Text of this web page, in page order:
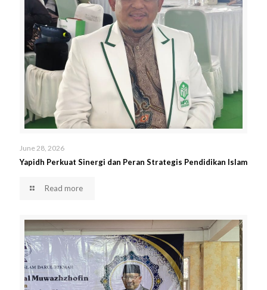
June 28, 2026
Yapidh Perkuat Sinergi dan Peran Strategis Pendidikan Islam
Read more